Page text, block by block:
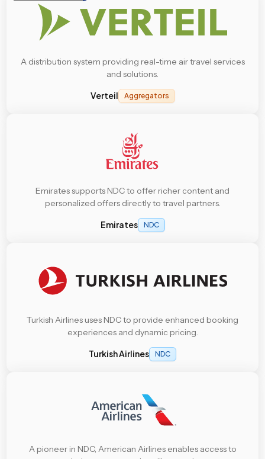
A distribution system providing real-time air travel services
and solutions.
Verteil Aggregators
Emirates supports NDC to offer richer content and
personalized offers directly to travel partners.
Emirates NDC
Turkish Airlines uses NDC to provide enhanced booking
experiences and dynamic pricing.
Turkish Airlines NDC
A pioneer in NDC, American Airlines enables access to